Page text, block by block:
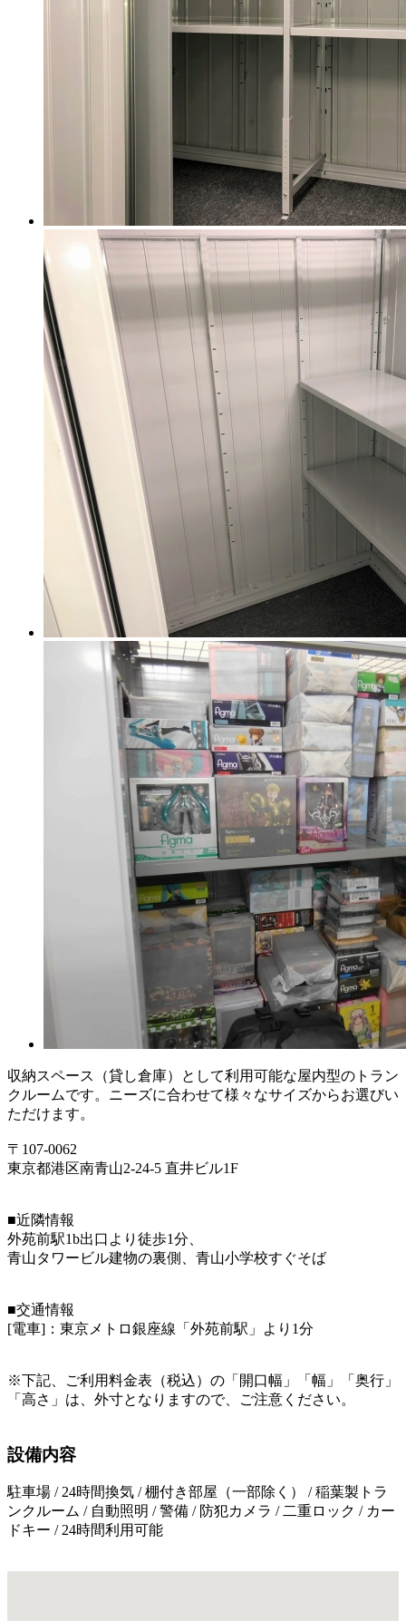
収納スペース（貸し倉庫）として利用可能な屋内型のトラン
クルームです。ニーズに合わせて様々なサイズからお選びい
ただけます。
〒107-0062
東京都港区南青山2-24-5 直井ビル1F
■近隣情報
外苑前駅1b出口より徒歩1分、
青山タワービル建物の裏側、青山小学校すぐそば
■交通情報
[電車]：東京メトロ銀座線「外苑前駅」より1分
※下記、ご利用料金表（税込）の「開口幅」「幅」「奥行」
「高さ」は、外寸となりますので、ご注意ください。
設備内容
駐車場 / 24時間換気 / 棚付き部屋（一部除く） / 稲葉製トラ
ンクルーム / 自動照明 / 警備 / 防犯カメラ / 二重ロック / カー
ドキー / 24時間利用可能